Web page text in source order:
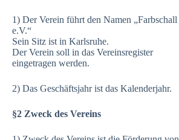
1) Der Verein führt den Namen „Farbschall
e.V.“
Sein Sitz ist in Karlsruhe.
Der Verein soll in das Vereinsregister
eingetragen werden.
2) Das Geschäftsjahr ist das Kalenderjahr.
§2 Zweck des Vereins